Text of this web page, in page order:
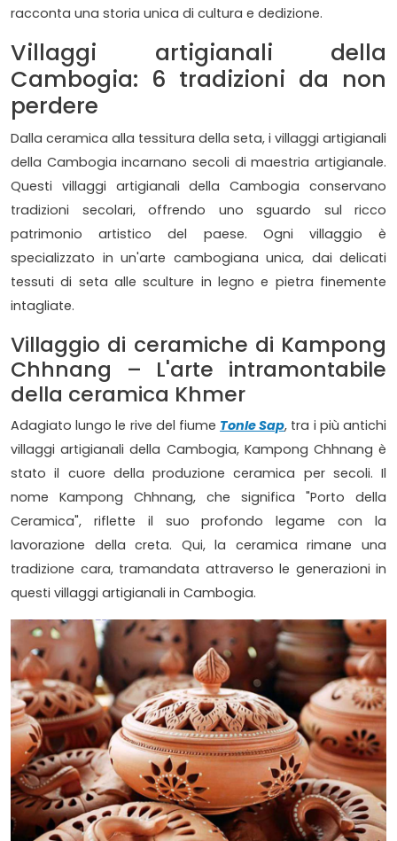
racconta una storia unica di cultura e dedizione.
Villaggi artigianali della
Cambogia: 6 tradizioni da non
perdere
Dalla ceramica alla tessitura della seta, i villaggi artigianali
della Cambogia incarnano secoli di maestria artigianale.
Questi villaggi artigianali della Cambogia conservano
tradizioni secolari, offrendo uno sguardo sul ricco
patrimonio artistico del paese. Ogni villaggio è
specializzato in un'arte cambogiana unica, dai delicati
tessuti di seta alle sculture in legno e pietra finemente
intagliate.
Villaggio di ceramiche di Kampong
Chhnang – L'arte intramontabile
della ceramica Khmer
Adagiato lungo le rive del fiume Tonle Sap, tra i più antichi
villaggi artigianali della Cambogia, Kampong Chhnang è
stato il cuore della produzione ceramica per secoli. Il
nome Kampong Chhnang, che significa "Porto della
Ceramica", riflette il suo profondo legame con la
lavorazione della creta. Qui, la ceramica rimane una
tradizione cara, tramandata attraverso le generazioni in
questi villaggi artigianali in Cambogia.